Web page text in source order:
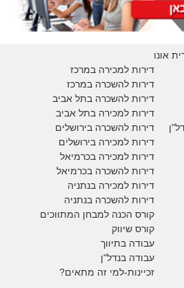
אונו
דירות למכירה במרכז
דירות להשכרה במרכז
דירות להשכרה בתל אביב
דירות למכירה בתל אביב
דירות להשכרה בירושלים
דירות למכירה בירושלים
דירות למכירה בכרמיאל
דירות להשכרה בכרמיאל
דירות למכירה בנתניה
דירות להשכרה בנתניה
קורס הכנה למבחן המתווכים
קורס שיווק
עבודה בתיווך
עבודה בנדל"ן
זכיינות-למי זה מתאים?